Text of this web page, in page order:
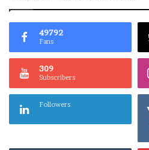
49792
Fans
309
Subscribers
Followers